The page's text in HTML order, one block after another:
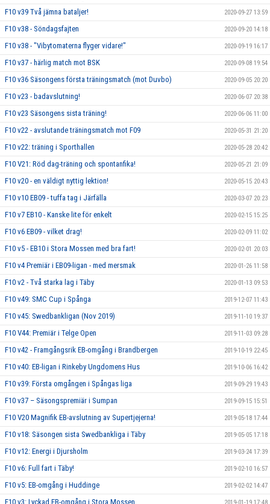
F10 v39 Två jämna bataljer! 2020-09-27 13:59
F10 v38 - Söndagsfajten 2020-09-20 14:18
F10 v38 - "Vibytomaterna flyger vidare!" 2020-09-19 16:17
F10 v37 - härlig match mot BSK 2020-09-08 19:54
F10 v36 Säsongens första träningsmatch (mot Duvbo) 2020-09-05 20:20
F10 v23 - badavslutning! 2020-06-07 20:38
F10 v23 Säsongens sista träning! 2020-06-06 11:00
F10 v22 - avslutande träningsmatch mot F09 2020-05-31 21:20
F10 v22: träning i Sporthallen 2020-05-28 20:42
F10 V21: Röd dag-träning och spontanfika! 2020-05-21 21:09
F10 v20 - en väldigt nyttig lektion! 2020-05-15 20:43
F10 v10 EB09 - tuffa tag i Järfälla 2020-03-07 20:23
F10 v7 EB10 - Kanske lite för enkelt 2020-02-15 15:25
F10 v6 EB09 - vilket drag! 2020-02-09 11:02
F10 v5 - EB10 i Stora Mossen med bra fart! 2020-02-01 20:03
F10 v4 Premiär i EB09-ligan - med mersmak 2020-01-26 11:58
F10 v2 - Två starka lag i Täby 2020-01-13 09:53
F10 v49: SMC Cup i Spånga 2019-12-07 11:43
F10 v45: Swedbankligan (Nov 2019) 2019-11-10 19:37
F10 V44: Premiär i Telge Open 2019-11-03 09:28
F10 v42 - Framgångsrik EB-omgång i Brandbergen 2019-10-19 22:45
F10 v40: EB-ligan i Rinkeby Ungdomens Hus 2019-10-06 16:42
F10 v39: Första omgången i Spångas liga 2019-09-29 19:43
F10 v37 – Säsongspremiär i Sumpan 2019-09-15 15:51
F10 V20 Magnifik EB-avslutning av Supertjejerna! 2019-05-18 17:44
F10 v18: Säsongen sista Swedbankliga i Täby 2019-05-05 17:18
F10 v12: Energi i Djursholm 2019-03-24 17:39
F10 v6: Full fart i Täby! 2019-02-10 16:57
F10 v5: EB-omgång i Huddinge 2019-02-02 14:47
F10 v3: Lyckad EB-omgång i Stora Mossen